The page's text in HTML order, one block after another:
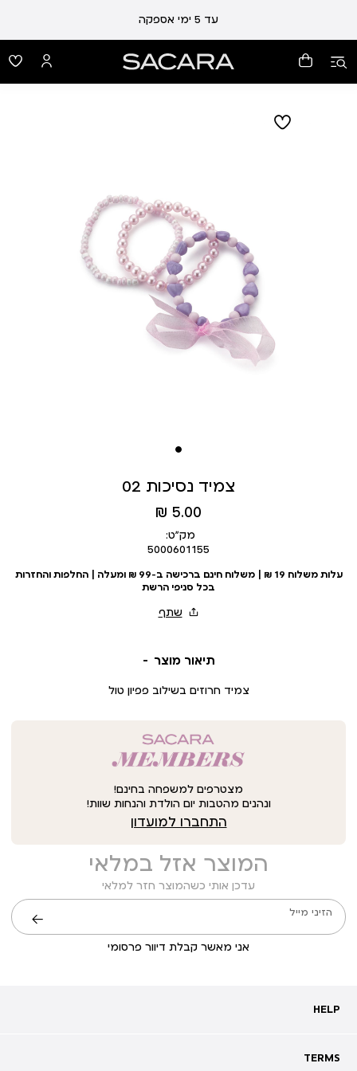
עד 5 ימי אספקה
צמיד נסיכות 02
מחיר
מוצר
5.00 ₪
מק״ט:
5000601155
עלות משלוח 19 ₪ | משלוח חינם ברכישה ב-99 ₪ ומעלה | החלפות והחזרות
בכל סניפי הרשת
תיאור מוצר
צמיד חרוזים בשילוב פפיון טול
מצטרפים למשפחה בחינם!
ונהנים מהטבות יום הולדת והנחות שוות!
התחברו למועדון
המוצר אזל במלאי
עדכן אותי כשהמוצר חזר למלאי
הזיני מייל
אני מאשר קבלת דיוור פרסומי
שליחה
HELP
HELP
שאלות ותשובות
TERMS
TERMS